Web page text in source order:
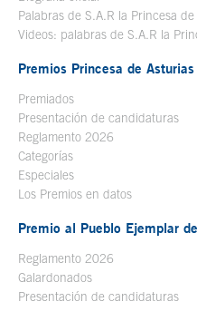
Palabras de S.A.R la Princesa
Videos: palabras de S.A.R la
Premios Princesa de Asturias
Premiados
Presentación de candidaturas
Reglamento 2026
Categorías
Especiales
Los Premios en datos
Premio al Pueblo Ejemplar
Reglamento 2026
Galardonados
Presentación de candidaturas